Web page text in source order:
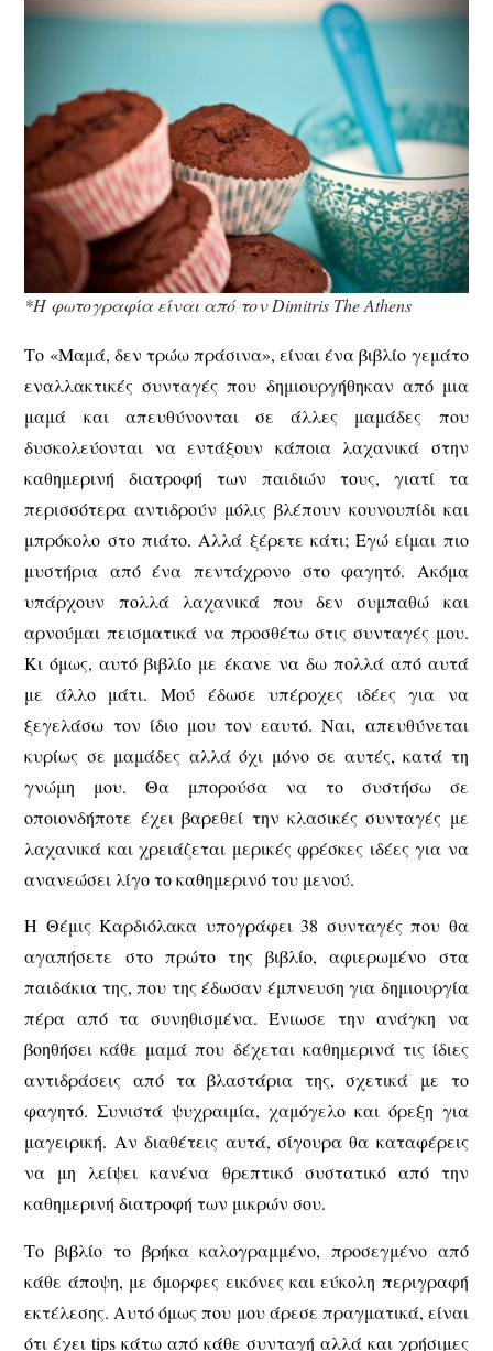
*Η φωτογραφία είναι από τον Dimitris The Athens
Το «Μαμά, δεν τρώω πράσινα», είναι ένα βιβλίο γεμάτο
εναλλακτικές συνταγές που δημιουργήθηκαν από μια
μαμά και απευθύνονται σε άλλες μαμάδες που
δυσκολεύονται να εντάξουν κάποια λαχανικά στην
καθημερινή διατροφή των παιδιών τους, γιατί τα
περισσότερα αντιδρούν μόλις βλέπουν κουνουπίδι και
μπρόκολο στο πιάτο. Αλλά ξέρετε κάτι; Εγώ είμαι πιο
μυστήρια από ένα πεντάχρονο στο φαγητό. Ακόμα
υπάρχουν πολλά λαχανικά που δεν συμπαθώ και
αρνούμαι πεισματικά να προσθέτω στις συνταγές μου.
Κι όμως, αυτό βιβλίο με έκανε να δω πολλά από αυτά
με άλλο μάτι. Μού έδωσε υπέροχες ιδέες για να
ξεγελάσω τον ίδιο μου τον εαυτό. Ναι, απευθύνεται
κυρίως σε μαμάδες αλλά όχι μόνο σε αυτές, κατά τη
γνώμη μου. Θα μπορούσα να το συστήσω σε
οποιονδήποτε έχει βαρεθεί την κλασικές συνταγές με
λαχανικά και χρειάζεται μερικές φρέσκες ιδέες για να
ανανεώσει λίγο το καθημερινό του μενού.
Η Θέμις Καρδιόλακα υπογράφει 38 συνταγές που θα
αγαπήσετε στο πρώτο της βιβλίο, αφιερωμένο στα
παιδάκια της, που της έδωσαν έμπνευση για δημιουργία
πέρα από τα συνηθισμένα. Ένιωσε την ανάγκη να
βοηθήσει κάθε μαμά που δέχεται καθημερινά τις ίδιες
αντιδράσεις από τα βλαστάρια της, σχετικά με το
φαγητό. Συνιστά ψυχραιμία, χαμόγελο και όρεξη για
μαγειρική. Αν διαθέτεις αυτά, σίγουρα θα καταφέρεις
να μη λείψει κανένα θρεπτικό συστατικό από την
καθημερινή διατροφή των μικρών σου.
Το βιβλίο το βρήκα καλογραμμένο, προσεγμένο από
κάθε άποψη, με όμορφες εικόνες και εύκολη περιγραφή
εκτέλεσης. Αυτό όμως που μου άρεσε πραγματικά, είναι
ότι έχει tips κάτω από κάθε συνταγή αλλά και χρήσιμες